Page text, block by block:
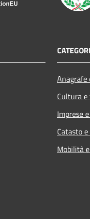
Cultura
Imprese
Catasto
Mobilità